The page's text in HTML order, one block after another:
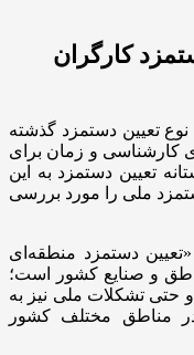
کارگران
تعیین دستمزد گذشته
کارشناسی و زمان برای
تعیین دستمزد به این
ملی را مورد بررسی
«تعیین دستمزد منطقه‌ای
و صنایع کشور است؛
حتی تشکلات ملی نیز به
مناطق مختلف کشور